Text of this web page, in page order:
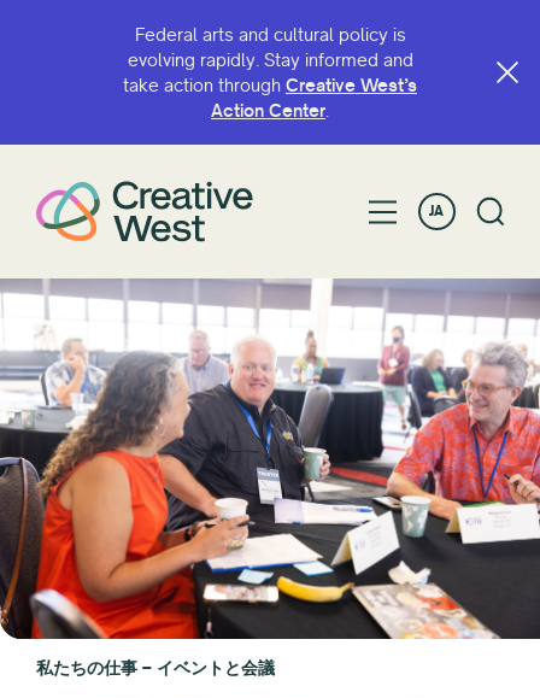
Federal arts and cultural policy is
evolving rapidly. Stay informed and
take action through Creative West’s
Action Center.
JA
私たちの仕事 – イベントと会議